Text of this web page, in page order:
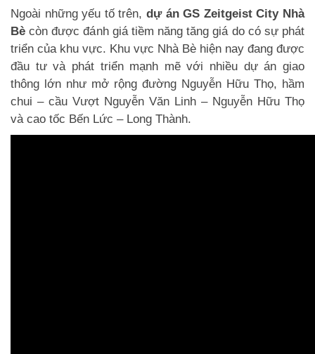
Ngoài những yếu tố trên, dự án GS Zeitgeist City Nhà
Bè còn được đánh giá tiềm năng tăng giá do có sự phát
triển của khu vực. Khu vực Nhà Bè hiện nay đang được
đầu tư và phát triển mạnh mẽ với nhiều dự án giao
thông lớn như mở rộng đường Nguyễn Hữu Thọ, hầm
chui – cầu Vượt Nguyễn Văn Linh – Nguyễn Hữu Thọ
và cao tốc Bến Lức – Long Thành.